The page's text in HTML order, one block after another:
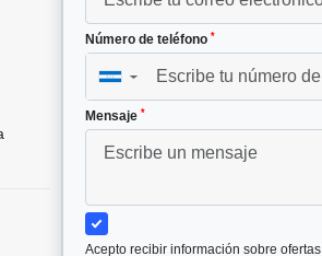
Número de teléfono *
▼
Mensaje *
Acepto recibir información sobre ofertas